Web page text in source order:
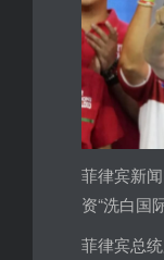
菲律宾新
资“洗白国
菲律宾总